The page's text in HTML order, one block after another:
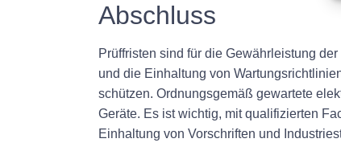
Abschluss
Prüffristen sind für die Gewährleistung
und die Einhaltung von
schützen. Ordnungsgemäß gewartete
Geräte. Es ist wichtig, mit qualifizierten
Einhaltung von Vorschriften und